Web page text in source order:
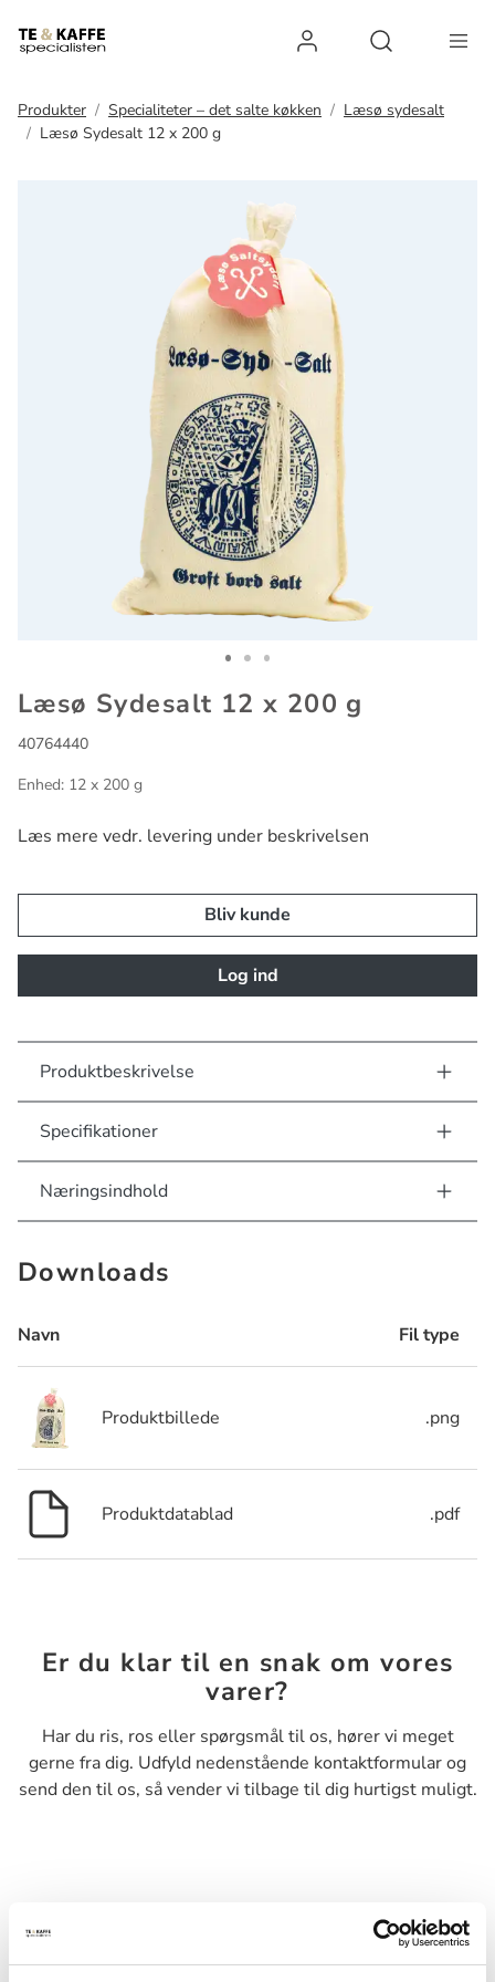
Log ind
Produkter Specialiteter – det salte køkken
Læsø sydesalt
Læsø Sydesalt 12 x 200 g
Læsø Sydesalt 12 x 200 g
40764440
Enhed: 12 x 200 g
Læs mere vedr. levering under beskrivelsen
Bliv kunde
Log ind
Produktbeskrivelse
Specifikationer
Næringsindhold
Downloads
Navn Fil type
Produktbillede .png
Produktdatablad .pdf
Er du klar til en snak om vores
varer?
Har du ris, ros eller spørgsmål til os, hører vi meget
gerne fra dig. Udfyld nedenstående kontaktformular og
send den til os, så vender vi tilbage til dig hurtigst muligt.